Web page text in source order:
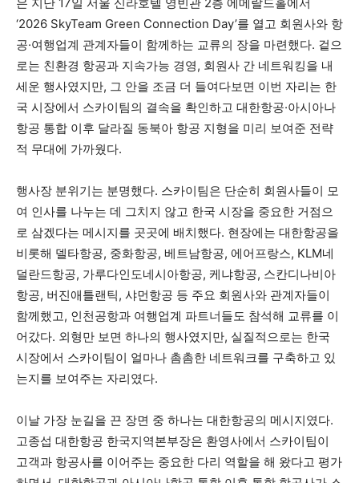
‘2026 SkyTeam Green Connection Day’를 열고 회원사와 항
공·여행업계 관계자들이 함께하는 교류의 장을 마련했다. 겉으
로는 친환경 항공과 지속가능 경영, 회원사 간 네트워킹을 내
세운 행사였지만, 그 안을 조금 더 들여다보면 이번 자리는 한
국 시장에서 스카이팀의 결속을 확인하고 대한항공·아시아나
항공 통합 이후 달라질 동북아 항공 지형을 미리 보여준 전략
적 무대에 가까웠다.
행사장 분위기는 분명했다. 스카이팀은 단순히 회원사들이 모
여 인사를 나누는 데 그치지 않고 한국 시장을 중요한 거점으
로 삼겠다는 메시지를 곳곳에 배치했다. 현장에는 대한항공을
비롯해 델타항공, 중화항공, 베트남항공, 에어프랑스, KLM네
덜란드항공, 가루다인도네시아항공, 케냐항공, 스칸디나비아
항공, 버진애틀랜틱, 샤먼항공 등 주요 회원사와 관계자들이
함께했고, 인천공항과 여행업계 파트너들도 참석해 교류를 이
어갔다. 외형만 보면 하나의 행사였지만, 실질적으로는 한국
시장에서 스카이팀이 얼마나 촘촘한 네트워크를 구축하고 있
는지를 보여주는 자리였다.
이날 가장 눈길을 끈 장면 중 하나는 대한항공의 메시지였다.
고종섭 대한항공 한국지역본부장은 환영사에서 스카이팀이
고객과 항공사를 이어주는 중요한 다리 역할을 해 왔다고 평가